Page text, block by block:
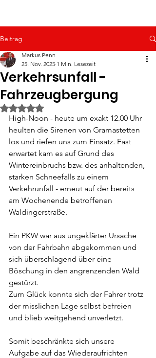
Beitrag
Verkehrsunfall -
Fahrzeugbergung
Markus Penn
25. Nov. 2025 1 Min. Lesezeit
Mit NaN von 5 Sternen bewertet.
High-Noon - heute um exakt 12.00 Uhr
heulten die Sirenen von Gramastetten
los und riefen uns zum Einsatz. Fast
erwartet kam es auf Grund des
Wintereinbruchs bzw. des anhaltenden,
starken Schneefalls zu einem
Verkehrunfall - erneut auf der bereits
am Wochenende betroffenen
Waldingerstraße.
Ein PKW war aus ungeklärter Ursache
von der Fahrbahn abgekommen und
sich überschlagend über eine
Böschung in den angrenzenden Wald
gestürzt.
Zum Glück konnte sich der Fahrer trotz
der misslichen Lage selbst befreien
und blieb weitgehend unverletzt.
Somit beschränkte sich unsere
Aufgabe auf das Wiederaufrichten